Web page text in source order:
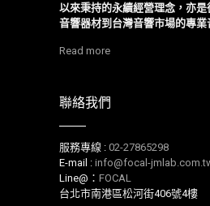
以來秉持的永續經營理念，亦是
音響器材到台灣音響市場的專
Read more
聯絡我們
服務專線 : 02-27865298
E-mail : info@focal-
Line@： FOCAL
台北市南港區松河街406號4樓